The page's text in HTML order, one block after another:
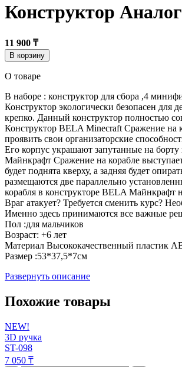
Конструктор
11 900 ₸
В корзину
О товаре
В наборе : конструктор для сбора ,4
Конструктор экологически безопасен для
крепко. Данный конструктор полностью
Конструктор BELA Minecraft Сражение на
проявить свои организаторские
Его корпус украшают запутанные на
Майнкрафт Сражение на корабле
будет поднята кверху, а задняя будет
размещаются две параллельно
корабля в конструкторе BELA Майнкрафт
Враг атакует? Требуется сменить курс?
Именно здесь принимаются все важные
Пол :для мальчиков
Возраст: +6 лет
Материал Высококачественный пластик
Размер :53*37,5*7см
Развернуть описание
Похожие товары
NEW!
3D ручка
ST-098
7 050 ₸